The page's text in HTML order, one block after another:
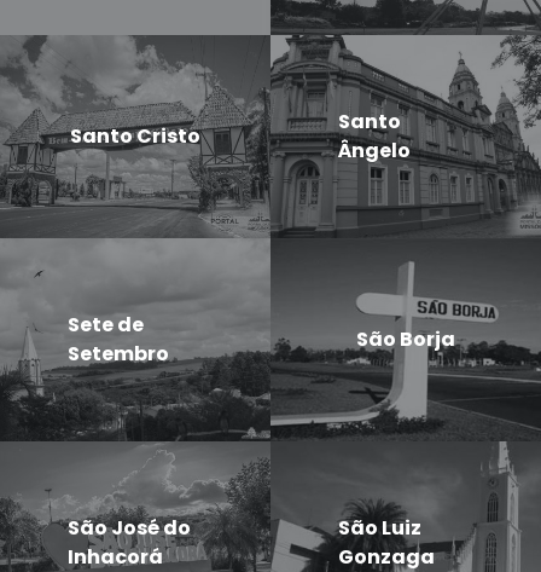
Santo Cristo
Santo
Ângelo
Sete de
Setembro
São Borja
São José do
Inhacorá
São Luiz
Gonzaga